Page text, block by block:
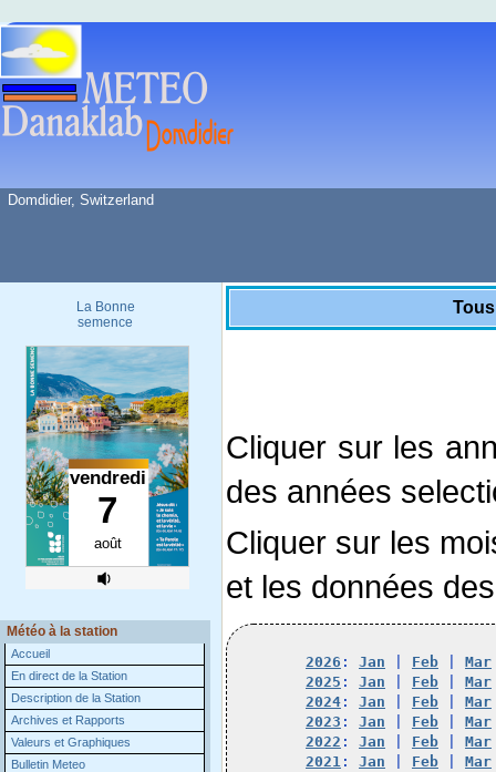
Domdidier, Switzerland
La Bonne
semence
Météo à la station
Accueil
En direct de la Station
Description de la Station
Archives et Rapports
Valeurs et Graphiques
Bulletin Meteo
Cliquer sur les
des années
Cliquer sur les
et les données
2026 : Jan Feb Mar
2025 : Jan Feb Mar
2024 : Jan Feb Mar
2023 : Jan Feb Mar
2022 : Jan Feb Mar
2021 : Jan Feb Mar